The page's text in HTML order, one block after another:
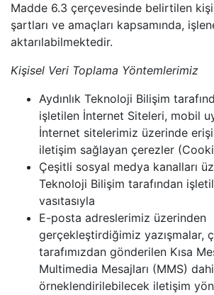
Madde 6.3 çerçevesinde belirtilen
şartları ve amaçları kapsamında,
aktarılabilmektedir.
Kişisel Veri Toplama Yöntemlerimiz
Aydınlık Teknoloji Bilişim
işletilen İnternet Siteleri, mobil
İnternet sitelerimiz üzerinde
iletişim sağlayan çerezler
Çeşitli sosyal medya kanalları
Teknoloji Bilişim tarafından
vasıtasıyla
E-posta adreslerimiz üzerinden
gerçekleştirdiğimiz yazışmalar,
tarafımızdan gönderilen Kısa
Multimedia Mesajları (MMS)
örneklendirilebilecek iletişim